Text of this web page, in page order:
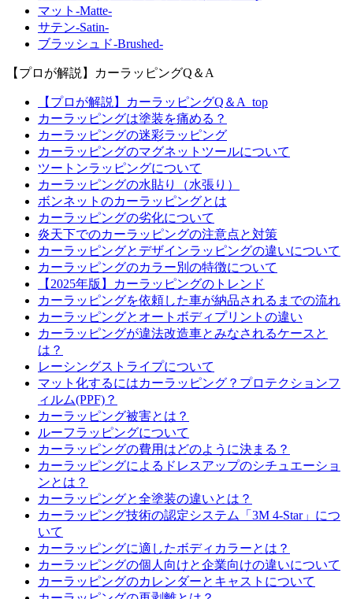
マット-Matte-
サテン-Satin-
ブラッシュド-Brushed-
【プロが解説】カーラッピングQ＆A
【プロが解説】カーラッピングQ＆A_top
カーラッピングは塗装を痛める？
カーラッピングの迷彩ラッピング
カーラッピングのマグネットツールについて
ツートンラッピングについて
カーラッピングの水貼り（水張り）
ボンネットのカーラッピングとは
カーラッピングの劣化について
炎天下でのカーラッピングの注意点と対策
カーラッピングとデザインラッピングの違いについて
カーラッピングのカラー別の特徴について
【2025年版】カーラッピングのトレンド
カーラッピングを依頼した車が納品されるまでの流れ
カーラッピングとオートボディプリントの違い
カーラッピングが違法改造車とみなされるケースと
は？
レーシングストライプについて
マット化するにはカーラッピング？プロテクションフ
ィルム(PPF)？
カーラッピング被害とは？
ルーフラッピングについて
カーラッピングの費用はどのように決まる？
カーラッピングによるドレスアップのシチュエーショ
ンとは？
カーラッピングと全塗装の違いとは？
カーラッピング技術の認定システム「3M 4-Star」につ
いて
カーラッピングに適したボディカラーとは？
カーラッピングの個人向けと企業向けの違いについて
カーラッピングのカレンダーとキャストについて